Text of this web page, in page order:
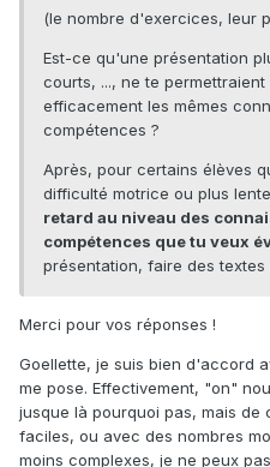
(le nombre d'exercices, leur
Est-ce qu'une présentation
courts, ..., ne te
efficacement les mêmes
compétences ?
Après, pour certains élèves
difficulté motrice ou plus
retard au niveau des
compétences que tu veux
présentation, faire des textes
Merci pour vos réponses !
Goellette, je suis bien d'accord
me pose. Effectivement, "on"
jusque là pourquoi pas, mais de
faciles, ou avec des nombres
moins complexes, je ne peux